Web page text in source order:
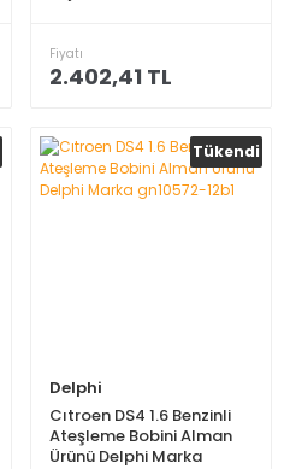
Fiyatı
2.402,41 TL
Tükendi
Delphi
Cıtroen DS4 1.6 Benzinli
Ateşleme Bobini Alman
Ürünü Delphi Marka